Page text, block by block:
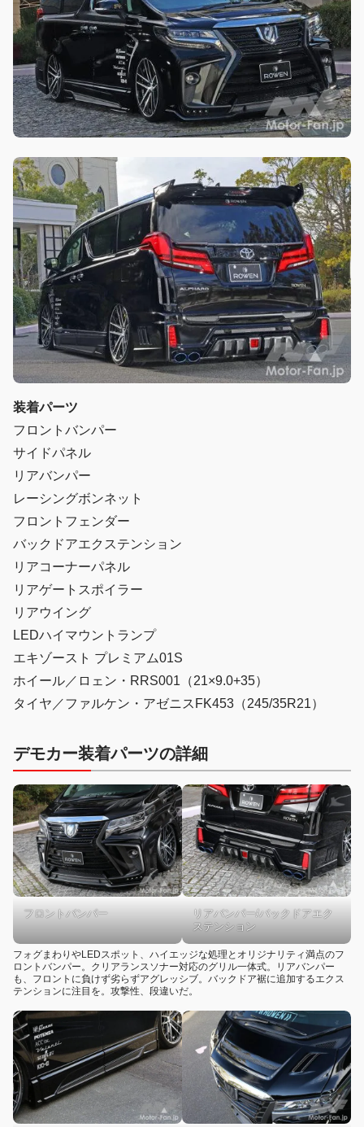
装着パーツ
フロントバンパー
サイドパネル
リアバンパー
レーシングボンネット
フロントフェンダー
バックドアエクステンション
リアコーナーパネル
リアゲートスポイラー
リアウイング
LEDハイマウントランプ
エキゾースト プレミアム01S
ホイール／ロェン・RRS001（21×9.0+35）
タイヤ／ファルケン・アゼニスFK453（245/35R21）
デモカー装着パーツの詳細
フロントバンパー
リアバンパー/バックドアエク
ステンション
フォグまわりやLEDスポット、ハイエッジな処理とオリジナリティ満点のフ
ロントバンパー。クリアランスソナー対応のグリル一体式。リアバンパー
も、フロントに負けず劣らずアグレッシブ。バックドア裾に追加するエクス
テンションに注目を。攻撃性、段違いだ。